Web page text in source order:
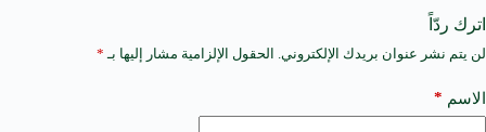
اترك ردّاً
لن يتم نشر عنوان بريدك الإلكتروني. الحقول الإلزامية مشار إليها بـ *
الاسم *
A
t
e